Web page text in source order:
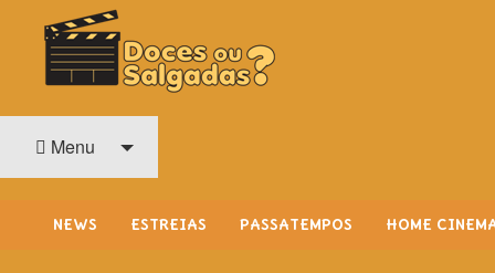
O Cinema? Uma Paixão!!
Menu
NEWS ESTREIAS PASSATEMPOS HOME